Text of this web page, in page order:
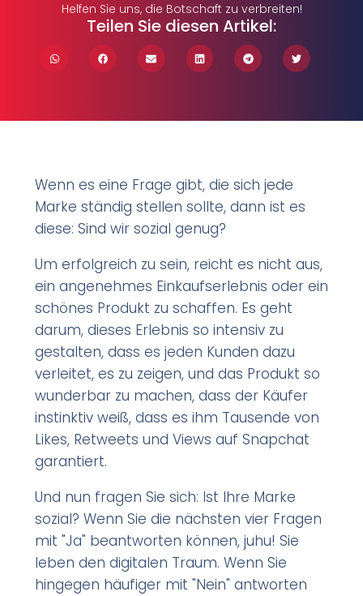
Helfen Sie uns, die Botschaft zu verbreiten!
Teilen Sie diesen Artikel:
Wenn es eine Frage gibt, die sich jede
Marke ständig stellen sollte, dann ist es
diese: Sind wir sozial genug?
Um erfolgreich zu sein, reicht es nicht aus,
ein angenehmes Einkaufserlebnis oder ein
schönes Produkt zu schaffen. Es geht
darum, dieses Erlebnis so intensiv zu
gestalten, dass es jeden Kunden dazu
verleitet, es zu zeigen, und das Produkt so
wunderbar zu machen, dass der Käufer
instinktiv weiß, dass es ihm Tausende von
Likes, Retweets und Views auf Snapchat
garantiert.
Und nun fragen Sie sich: Ist Ihre Marke
sozial? Wenn Sie die nächsten vier Fragen
mit "Ja" beantworten können, juhu! Sie
leben den digitalen Traum. Wenn Sie
hingegen häufiger mit "Nein" antworten